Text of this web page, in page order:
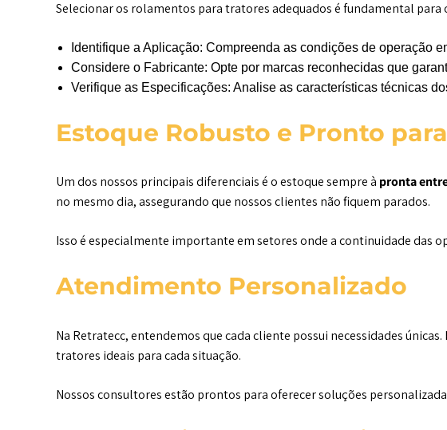
Selecionar os rolamentos para tratores adequados é fundamental para
Identifique a Aplicação: Compreenda as condições de operação
Considere o Fabricante: Opte por marcas reconhecidas que
Verifique as Especificações: Analise as características técnicas
Estoque Robusto e Pronto
Um dos nossos principais diferenciais é o estoque sempre à pronta
no mesmo dia, assegurando que nossos clientes não fiquem parados.
Isso é especialmente importante em setores onde a continuidade das
Atendimento Personalizado
Na Retratecc, entendemos que cada cliente possui necessidades
tratores ideais para cada situação.
Nossos consultores estão prontos para oferecer soluções